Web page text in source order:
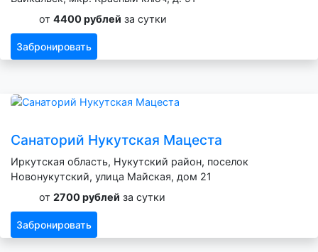
от 4400 рублей за сутки
Забронировать
Санаторий Нукутская Мацеста
Иркутская область, Нукутский район, поселок
Новонукутский, улица Майская, дом 21
от 2700 рублей за сутки
Забронировать